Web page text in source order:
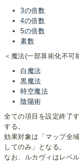
3の倍数
4の倍数
5の倍数
素数
＜魔法(一部算術化不可
白魔法
黒魔法
時空魔法
陰陽術
全ての項目を設定終了
する。
効果対象は「マップ全
してのみ」となる。
なお、ルカヴィはレベ